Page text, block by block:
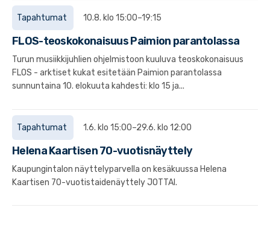
Tapahtumat 10.8. klo 15:00–19:15
FLOS-teoskokonaisuus Paimion parantolassa
Turun musiikkijuhlien ohjelmistoon kuuluva teoskokonaisuus
FLOS - arktiset kukat esitetään Paimion parantolassa
sunnuntaina 10. elokuuta kahdesti: klo 15 ja...
Tapahtumat 1.6. klo 15:00–29.6. klo 12:00
Helena Kaartisen 70-vuotisnäyttely
Kaupungintalon näyttelyparvella on kesäkuussa Helena
Kaartisen 70-vuotistaidenäyttely JOTTAI.